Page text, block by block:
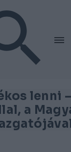
lenni –
a